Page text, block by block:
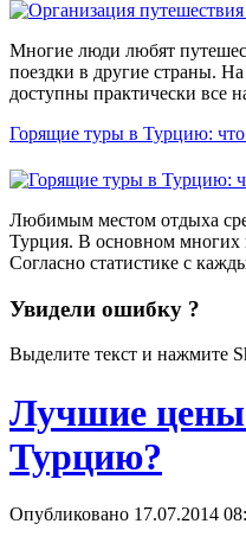
Многие люди любят
поездки в другие страны.
доступны практически все
Горящие туры в Турцию:
Любимым местом отдыха
Турция. В основном многих
Согласно статистике с
Увидели ошибку ?
Выделите текст и нажмите
Лучшие
Турцию?
Опубликовано 17.07.2014